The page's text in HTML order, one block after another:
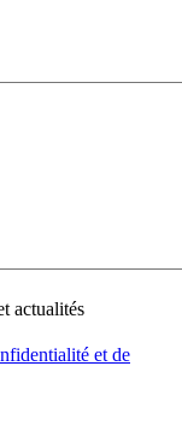
actualités
et de